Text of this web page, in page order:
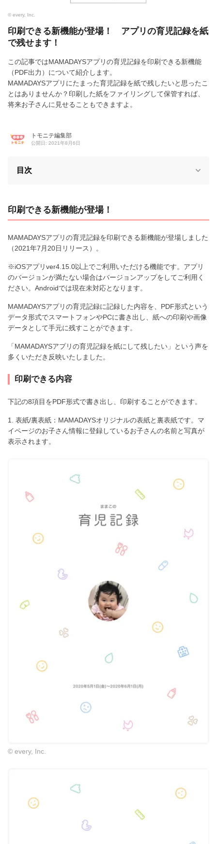
© every, Inc.
印刷できる新機能が登場！ アプリの育児記録を紙
で残せます！
この記事ではMAMADAYSアプリの育児記録を印刷できる新機能
（PDF出力）について紹介します。
MAMADAYSアプリにたまった育児記録を紙で残したいと思ったこ
とはありませんか？印刷した紙をファイリングして保管すれば、
将来お子さんに見せることもできますよ。
トモニテ編集部
公開日: 2021年8月6日
目次
印刷できる新機能が登場！
MAMADAYSアプリの育児記録を印刷できる新機能が登場しました
（2021年7月20日リリース）。
※iOSアプリver4.15.0以上でご利用いただける機能です。アプリ
のバージョンが満たない場合はバージョンアップをしてご利用く
ださい。Androidでは現在未対応となります。
MAMADAYSアプリの育児記録に記録した内容を、PDF形式という
データ形式でスマートフォンやPCに書き出し、紙への印刷や画像
データとして手元に残すことができます。
「MAMADAYSアプリの育児記録を紙にして残したい」という声を
多くいただき反映いたしました。
印刷できる内容
下記の8項目をPDF形式で書き出し、印刷することができます。
1. 表紙/裏表紙：MAMADAYSオリジナルの表紙と裏表紙です。マ
イページのお子さん情報に登録しているお子さんの名前と写真が
表示されます。
© every, Inc.